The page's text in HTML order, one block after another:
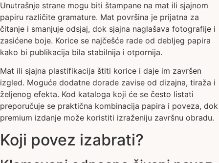
Unutrašnje strane mogu biti štampane na mat ili sjajnom
papiru različite gramature. Mat površina je prijatna za
čitanje i smanjuje odsjaj, dok sjajna naglašava fotografije i
zasićene boje. Korice se najčešće rade od debljeg papira
kako bi publikacija bila stabilnija i otpornija.
Mat ili sjajna plastifikacija štiti korice i daje im završen
izgled. Moguće dodatne dorade zavise od dizajna, tiraža i
željenog efekta. Kod kataloga koji će se često listati
preporučuje se praktična kombinacija papira i poveza, dok
premium izdanje može koristiti izraženiju završnu obradu.
Koji povez izabrati?